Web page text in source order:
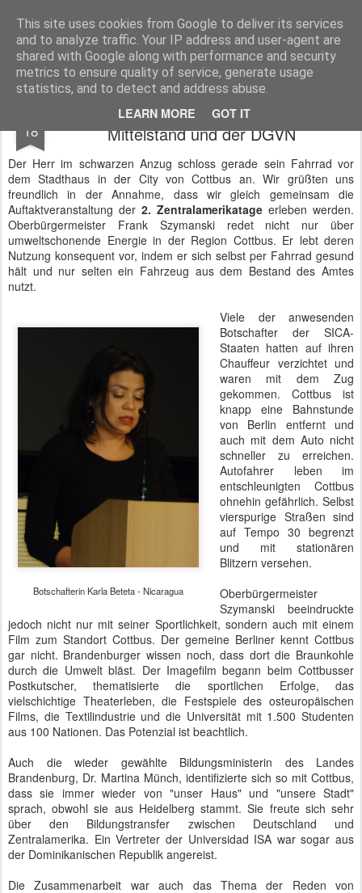
This site uses cookies from Google to deliver its services
and to analyze traffic. Your IP address and user-agent are
shared with Google along with performance and security
metrics to ensure quality of service, generate usage
statistics, and to detect and address abuse.
LEARN MORE GOT IT
BTB concept Media GmbH Presseberichte zu Bundespolitik, Diplomatie, Sicherheitspolitik, Wirtschaft, Fahrzeugtechnik und IT - Pressedienst, Fachartikel, Bildredaktion, O-Ton-Videos
18
2. Zentralamerikatage des Bundesforums
Mittelstand und der DGVN
Der Herr im schwarzen Anzug schloss gerade sein Fahrrad vor
dem Stadthaus in der City von Cottbus an. Wir grüßten uns
freundlich in der Annahme, dass wir gleich gemeinsam die
Auftaktveranstaltung der 2. Zentralamerikatage erleben werden.
Oberbürgermeister Frank Szymanski redet nicht nur über
umweltschonende Energie in der Region Cottbus. Er lebt deren
Nutzung konsequent vor, indem er sich selbst per Fahrrad gesund
hält und nur selten ein Fahrzeug aus dem Bestand des Amtes
nutzt.
Botschafterin Karla Beteta - Nicaragua
Viele der anwesenden
Botschafter der SICA-
Staaten hatten auf ihren
Chauffeur verzichtet und
waren mit dem Zug
gekommen. Cottbus ist
knapp eine Bahnstunde
von Berlin entfernt und
auch mit dem Auto nicht
schneller zu erreichen.
Autofahrer leben im
entschleunigten Cottbus
ohnehin gefährlich. Selbst
vierspurige Straßen sind
auf Tempo 30 begrenzt
und mit stationären
Blitzern versehen.
Oberbürgermeister
Szymanski beeindruckte
jedoch nicht nur mit seiner Sportlichkeit, sondern auch mit einem
Film zum Standort Cottbus. Der gemeine Berliner kennt Cottbus
gar nicht. Brandenburger wissen noch, dass dort die Braunkohle
durch die Umwelt bläst. Der Imagefilm begann beim Cottbusser
Postkutscher, thematisierte die sportlichen Erfolge, das
vielschichtige Theaterleben, die Festspiele des osteuropäischen
Films, die Textilindustrie und die Universität mit 1.500 Studenten
aus 100 Nationen. Das Potenzial ist beachtlich.
Auch die wieder gewählte Bildungsministerin des Landes
Brandenburg, Dr. Martina Münch, identifizierte sich so mit Cottbus,
dass sie immer wieder von "unser Haus" und "unsere Stadt"
sprach, obwohl sie aus Heidelberg stammt. Sie freute sich sehr
über den Bildungstransfer zwischen Deutschland und
Zentralamerika. Ein Vertreter der Universidad ISA war sogar aus
der Dominikanischen Republik angereist.
Die Zusammenarbeit war auch das Thema der Reden von